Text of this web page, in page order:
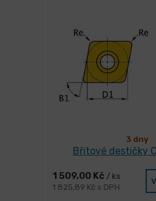
3 dny
Břitové destičky
1 509,00 Kč / ks
1 825,89 Kč s DPH